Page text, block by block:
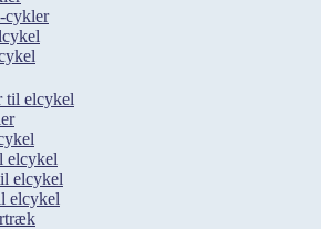
cykler
til elcykel
elcykel
elcykel
elcykel